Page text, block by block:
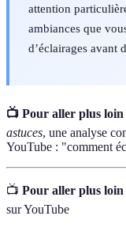
attention
ambiances que
d’éclairages avant
📺 Pour aller plus loin
astuces, une analyse
YouTube : "comment
📺 Pour aller plus loin
sur YouTube